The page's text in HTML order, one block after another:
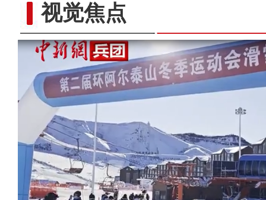
视觉焦点【与你为邻】兰兰：丝绸之